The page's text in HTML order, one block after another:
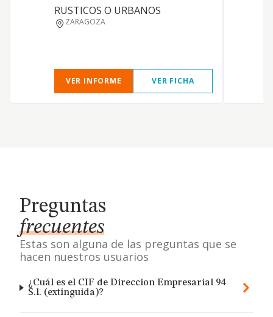
RUSTICOS O URBANOS
ZARAGOZA
VER INFORME VER FICHA
Preguntas
frecuentes
Estas son alguna de las preguntas que se
hacen nuestros usuarios
¿Cuál es el CIF de Direccion Empresarial 94
S.l. (extinguida)?